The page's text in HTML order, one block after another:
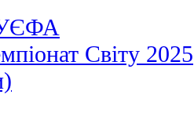
УЄФА
Світу 2025